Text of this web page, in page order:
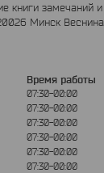
книги замечаний и
Минск Веснина
Время работы
07:30-00:00
07:30-00:00
07:30-00:00
07:30-00:00
07:30-00:00
07:30-00:00